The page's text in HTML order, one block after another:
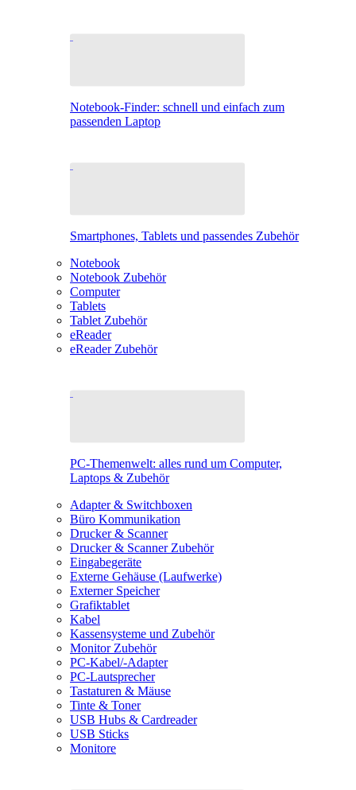
Notebook-Finder: schnell und einfach zum
passenden Laptop
Smartphones, Tablets und passendes Zubehör
Notebook
Notebook Zubehör
Computer
Tablets
Tablet Zubehör
eReader
eReader Zubehör
PC-Themenwelt: alles rund um Computer,
Laptops & Zubehör
Adapter & Switchboxen
Büro Kommunikation
Drucker & Scanner
Drucker & Scanner Zubehör
Eingabegeräte
Externe Gehäuse (Laufwerke)
Externer Speicher
Grafiktablet
Kabel
Kassensysteme und Zubehör
Monitor Zubehör
PC-Kabel/-Adapter
PC-Lautsprecher
Tastaturen & Mäuse
Tinte & Toner
USB Hubs & Cardreader
USB Sticks
Monitore